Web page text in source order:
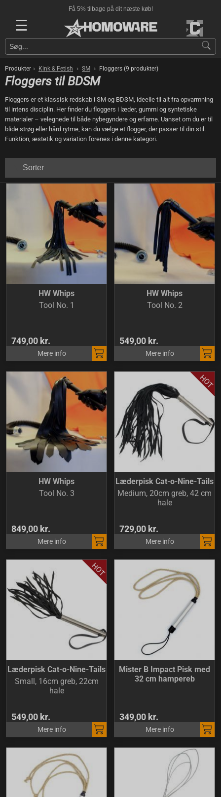
Få 5% tilbage på dit næste køb!
☰
Produkter › Kink & Fetish › SM › Floggers (9 produkter)
Floggers til BDSM
Floggers er et klassisk redskab i SM og BDSM, ideelle til alt fra opvarmning
til intens disciplin. Her finder du floggers i læder, gummi og syntetiske
materialer – velegnede til både nybegyndere og erfarne. Uanset om du er til
blide strøg eller hård rytme, kan du vælge et flogger, der passer til din stil.
Funktion, æstetik og variation forenes i denne kategori.
Sorter
HW Whips
Tool No. 1
749,00 kr.
Mere info
HW Whips
Tool No. 2
549,00 kr.
Mere info
HW Whips
Tool No. 3
849,00 kr.
Mere info
Læderpisk Cat-o-Nine-Tails
Medium, 20cm greb, 42 cm
hale
729,00 kr.
Mere info
Læderpisk Cat-o-Nine-Tails
Small, 16cm greb, 22cm
hale
549,00 kr.
Mere info
Mister B Impact Pisk med
32 cm hampereb
349,00 kr.
Mere info